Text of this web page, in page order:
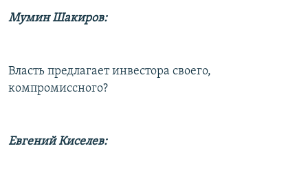
Мумин Шакиров:
Власть предлагает инвестора своего,
компромиссного?
Евгений Киселев: